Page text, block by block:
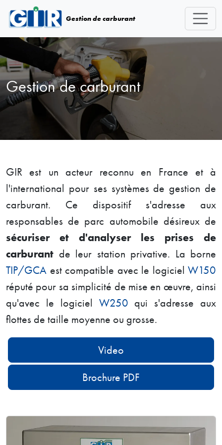
Skip navigation
Gestion de carburant
Gestion de carburant
GIR est un acteur reconnu en France et à
l'international pour ses systèmes de gestion de
carburant. Ce dispositif s'adresse aux
responsables de parc automobile désireux de
sécuriser et d'analyser les prises de
carburant de leur station privative. La borne
TIP/GCA est compatible avec le logiciel W150
réputé pour sa simplicité de mise en œuvre, ainsi
qu'avec le logiciel W250 qui s'adresse aux
flottes de taille moyenne ou grosse.
Video
Brochure PDF